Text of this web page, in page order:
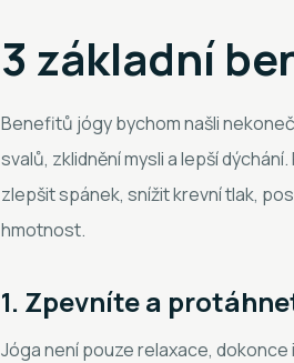
3 základní
Benefitů jógy bychom našli
svalů, zklidnění mysli a lepší
zlepšit spánek, snížit krevní tlak,
hmotnost.
1. Zpevníte a
Jóga není pouze relaxace, dokonce